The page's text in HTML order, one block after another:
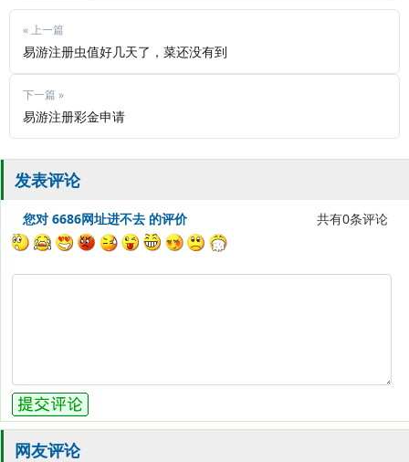
« 上一篇
易游注册虫值好几天了，菜还没有到
下一篇 »
易游注册彩金申请
发表评论
您对 6686网址进不去 的评价 共有0条评论
网友评论